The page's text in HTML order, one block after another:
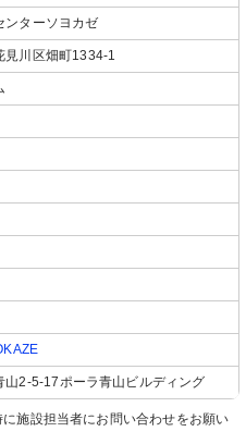
ンターソヨカゼ
見川区畑町1334-1
山2-5-17ポーラ青山ビルディング
施設担当者にお問い合わせをお願い